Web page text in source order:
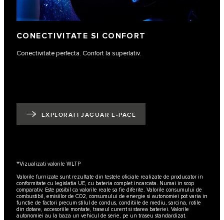
CONECTIVITATE SI CONFORT
Conectivitate perfecta. Confort la superlativ.
EXPLORATI JAGUAR E‑PACE
††Vizualizati valorile WLTP
Valorile furnizate sunt rezultate din testele oficiale realizate de producator in
conformitate cu legislatia UE, cu bateria complet incarcata. Numai in scop
comparativ. Este posibil ca valorile reale sa fie diferite. Valorile consumului de
combustibil, emisiilor de CO2, consumului de energie si autonomiei pot varia in
functie de factori precum stilul de condus, conditiile de mediu, sarcina, rotile
din dotare, accesoriile montate, traseul curent si starea bateriei. Valorile
autonomiei au la baza un vehicul de serie, pe un traseu standardizat.